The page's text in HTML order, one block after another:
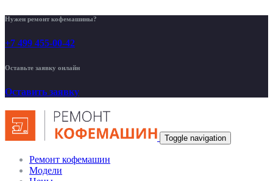
Нужен ремонт кофемашины?
+7 499 455-00-42
Оставьте заявку онлайн
Оставить заявку
Toggle navigation
Ремонт кофемашин
Модели